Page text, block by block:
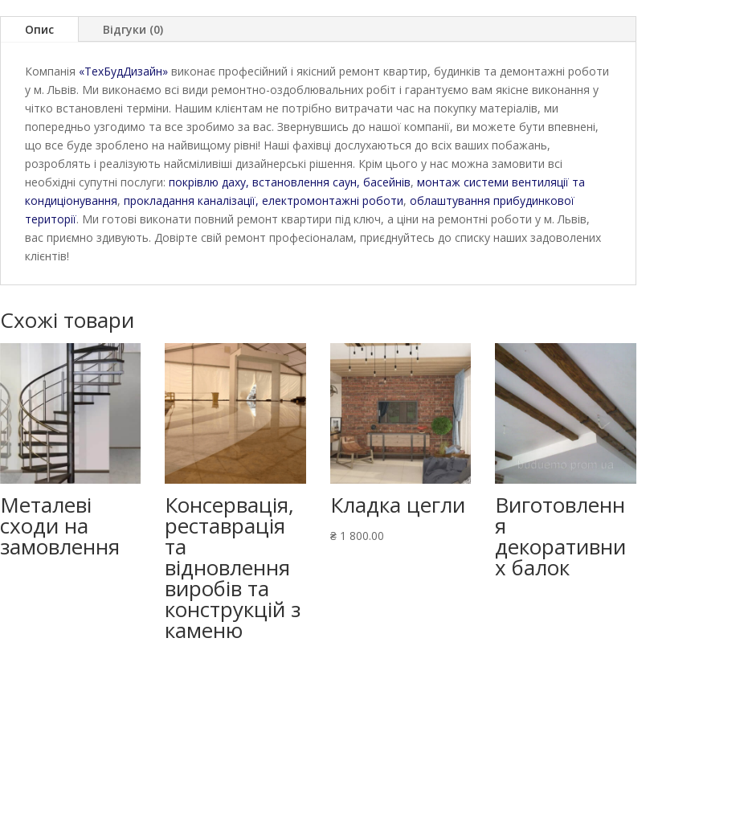
Опис Відгуки (0)
Компанія «ТехБудДизайн»виконає професійний і якісний ремонт квартир, будинків та демонтажні роботи
у м. Львів. Ми виконаємо всі види ремонтно-оздоблювальних робіт і гарантуємо вам якісне виконання у
чітко встановлені терміни. Нашим клієнтам не потрібно витрачати час на покупку матеріалів, ми
попередньо узгодимо та все зробимо за вас. Звернувшись до нашої компанії, ви можете бути впевнені,
що все буде зроблено на найвищому рівні! Наші фахівці дослухаються до всіх ваших побажань,
розроблять і реалізують найсміливіші дизайнерські рішення. Крім цього у нас можна замовити всі
необхідні супутні послуги: покрівлю даху, встановлення саун, басейнів, монтаж системи вентиляції та
кондиціонування, прокладання каналізації, електромонтажні роботи, облаштування прибудинкової
території. Ми готові виконати повний ремонт квартири під ключ, а ціни на ремонтні роботи у м. Львів,
вас приємно здивують. Довірте свій ремонт професіоналам, приєднуйтесь до списку наших задоволених
клієнтів!
Схожі товари
Металеві
сходи на
замовлення
Консервація,
реставрація
та
відновлення
виробів та
конструкцій з
каменю
Кладка цегли
₴1 800.00
Виготовленн
я
декоративни
х балок